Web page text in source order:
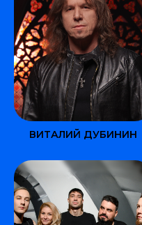
ВИТАЛИЙ ДУБИНИН